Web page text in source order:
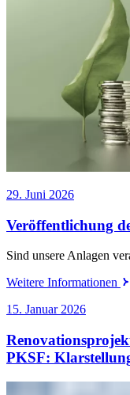
29. Juni 2026
Veröffentlichung
Sind unsere Anlagen
Weitere Informationen
15. Januar 2026
PKSF: